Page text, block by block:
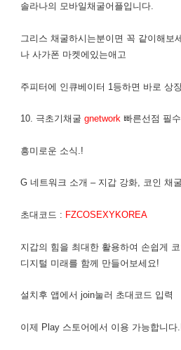
솔라나의 모바일채굴어플입니다.
그리스 채굴하시는분이면 꼭 같이해보
나 사가폰 마켓에있는애고
주피터에 인큐베이터 1등하면 바로 상
10. 극초기채굴gnetwork 빠른선점 필
흥미로운 소식.!
G 네트워크 소개 – 지갑 강화, 코인 채
초대코드 : FZCOSEXYKOREA
지갑의 힘을 최대한 활용하여 손쉽게
디지털 미래를 함께 만들어보세요!
설치후 앱에서 join눌러 초대코드 입력
이제 Play 스토어에서 이용 가능합니다